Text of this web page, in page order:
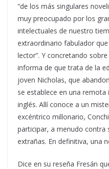
“de los más singulares
muy preocupado por los
intelectuales de nuestro
extraordinario fabulador
lector”. Y concretando
informa de que trata de la
joven Nicholas, que
se establece en una
inglés. Allí conoce a un
excéntrico millonario,
participar, a menudo contra
extrañas. En definitiva, una
Dice en su reseña Fresán